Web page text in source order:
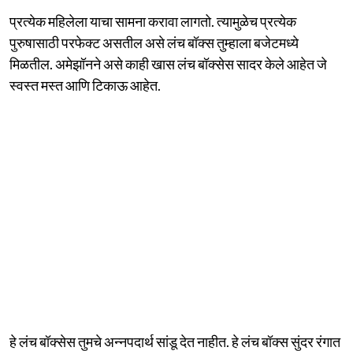
प्रत्येक महिलेला याचा सामना करावा लागतो. त्यामुळेच प्रत्येक
पुरुषासाठी परफेक्ट असतील असे लंच बॉक्स तुम्हाला बजेटमध्ये
मिळतील. अमेझॉनने असे काही खास लंच बॉक्सेस सादर केले आहेत जे
स्वस्त मस्त आणि टिकाऊ आहेत.
हे लंच बॉक्सेस तुमचे अन्नपदार्थ सांडू देत नाहीत. हे लंच बॉक्स सुंदर रंगात